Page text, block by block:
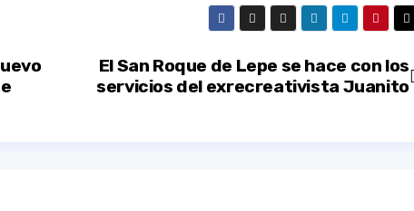
El San Roque de Lepe se hace con los
servicios del exrecreativista Juanito